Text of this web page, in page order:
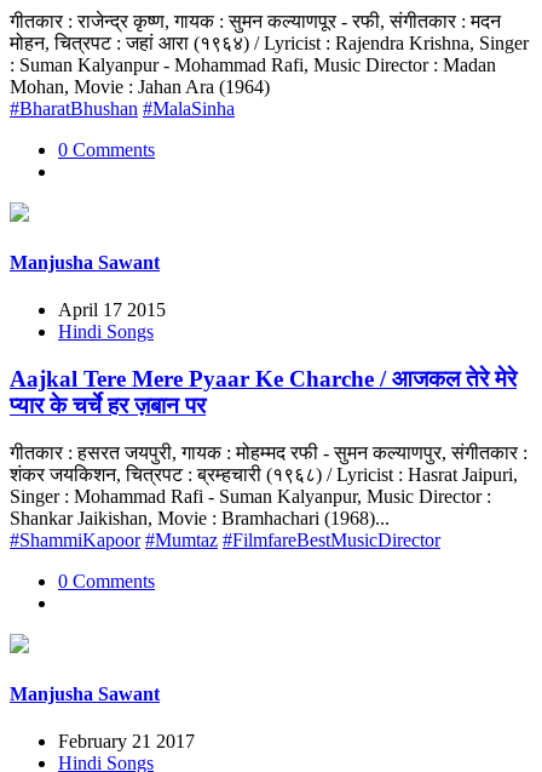
गीतकार : राजेन्द्र कृष्ण, गायक : सुमन कल्याणपूर - रफी, संगीतकार : मदन
मोहन, चित्रपट : जहां आरा (१९६४) / Lyricist : Rajendra Krishna, Singer
: Suman Kalyanpur - Mohammad Rafi, Music Director : Madan
Mohan, Movie : Jahan Ara (1964)
#BharatBhushan #MalaSinha
0 Comments
Manjusha Sawant
April 17 2015
Hindi Songs
Aajkal Tere Mere Pyaar Ke Charche / आजकल तेरे मेरे
प्यार के चर्चे हर ज़बान पर
गीतकार : हसरत जयपुरी, गायक : मोहम्मद रफी - सुमन कल्याणपुर, संगीतकार :
शंकर जयकिशन, चित्रपट : ब्रम्हचारी (१९६८) / Lyricist : Hasrat Jaipuri,
Singer : Mohammad Rafi - Suman Kalyanpur, Music Director :
Shankar Jaikishan, Movie : Bramhachari (1968)...
#ShammiKapoor #Mumtaz #FilmfareBestMusicDirector
0 Comments
Manjusha Sawant
February 21 2017
Hindi Songs